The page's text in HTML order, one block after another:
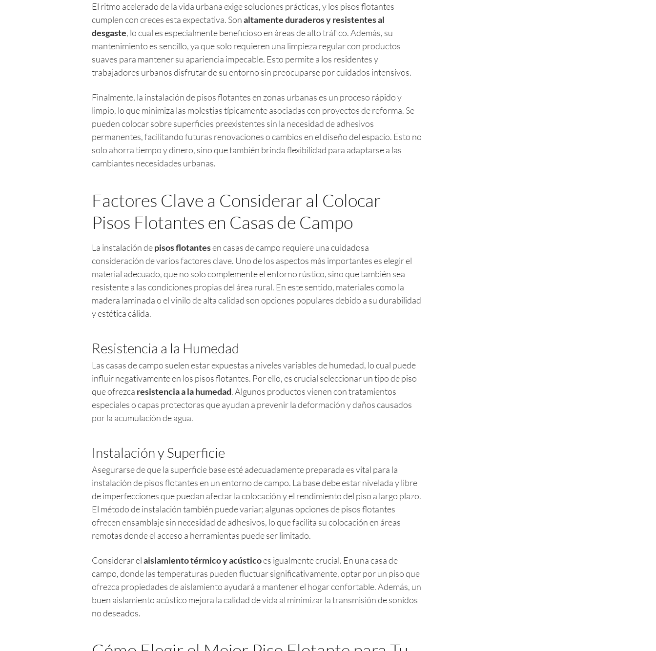
El ritmo acelerado de la vida urbana exige soluciones prácticas, y los pisos flotantes
cumplen con creces esta expectativa. Sonaltamente duraderos y resistentes al
desgaste, lo cual es especialmente beneficioso en áreas de alto tráfico. Además, su
mantenimiento es sencillo, ya que solo requieren una limpieza regular con productos
suaves para mantener su apariencia impecable. Esto permite a los residentes y
trabajadores urbanos disfrutar de su entorno sin preocuparse por cuidados intensivos.
Finalmente, la instalación de pisos flotantes en zonas urbanas es un proceso rápido y
limpio, lo que minimiza las molestias típicamente asociadas con proyectos de reforma. Se
pueden colocar sobre superficies preexistentes sin la necesidad de adhesivos
permanentes, facilitando futuras renovaciones o cambios en el diseño del espacio. Esto no
solo ahorra tiempo y dinero, sino que también brinda flexibilidad para adaptarse a las
cambiantes necesidades urbanas.
Factores Clave a Considerar al Colocar
Pisos Flotantes en Casas de Campo
La instalación depisos flotantesen casas de campo requiere una cuidadosa
consideración de varios factores clave. Uno de los aspectos más importantes es elegir el
material adecuado, que no solo complemente el entorno rústico, sino que también sea
resistente a las condiciones propias del área rural. En este sentido, materiales como la
madera laminada o el vinilo de alta calidad son opciones populares debido a su durabilidad
y estética cálida.
Resistencia a la Humedad
Las casas de campo suelen estar expuestas a niveles variables de humedad, lo cual puede
influir negativamente en los pisos flotantes. Por ello, es crucial seleccionar un tipo de piso
que ofrezca resistencia a la humedad. Algunos productos vienen con tratamientos
especiales o capas protectoras que ayudan a prevenir la deformación y daños causados
por la acumulación de agua.
Instalación y Superficie
Asegurarse de que la superficie base esté adecuadamente preparada es vital para la
instalación de pisos flotantes en un entorno de campo. La base debe estar nivelada y libre
de imperfecciones que puedan afectar la colocación y el rendimiento del piso a largo plazo.
El método de instalación también puede variar; algunas opciones de pisos flotantes
ofrecen ensamblaje sin necesidad de adhesivos, lo que facilita su colocación en áreas
remotas donde el acceso a herramientas puede ser limitado.
Considerar elaislamiento térmico y acústicoes igualmente crucial. En una casa de
campo, donde las temperaturas pueden fluctuar significativamente, optar por un piso que
ofrezca propiedades de aislamiento ayudará a mantener el hogar confortable. Además, un
buen aislamiento acústico mejora la calidad de vida al minimizar la transmisión de sonidos
no deseados.